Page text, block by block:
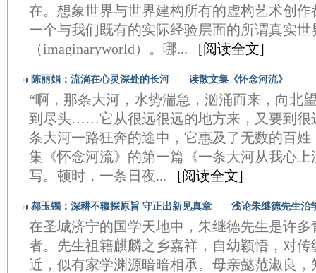
在。想象世界与世界建构所有的虚构艺术创
一个与我们既有的实际经验层面的所谓真实
（imaginaryworld）。哪... [阅读全文]
陈丽娟：流淌在心灵深处的长河——读散文集《怀念河流》
“啊，那条大河，水势湍急，汹涌而来，向北
到尽头……它从很远很远的地方来，又要到很
条大河一路狂奔的途中，它惠及了无数的百
集《怀念河流》的第一篇《一条大河从我心
写。顿时，一条日夜... [阅读全文]
郝玉镯：深耕不辍探原旨 守正出新见真章——浅论朱继德先生治
在圣城济宁的国学天地中，朱继德先生是许
者。先生祖籍麒麟之乡嘉祥，自幼颖悟，对
近，似有家学渊源暗暗相承。母亲懿范淑良